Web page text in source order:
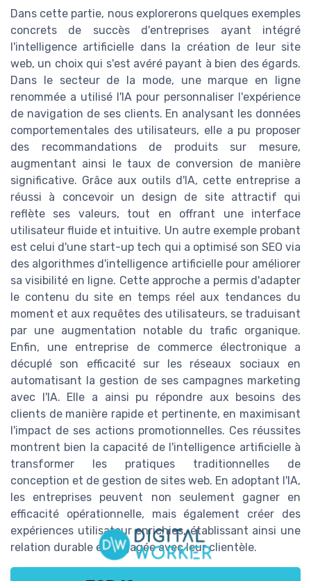
Dans cette partie, nous explorerons quelques exemples
concrets de succès d'entreprises ayant intégré
l'intelligence artificielle dans la création de leur site
web, un choix qui s'est avéré payant à bien des égards.
Dans le secteur de la mode, une marque en ligne
renommée a utilisé l'IA pour personnaliser l'expérience
de navigation de ses clients. En analysant les données
comportementales des utilisateurs, elle a pu proposer
des recommandations de produits sur mesure,
augmentant ainsi le taux de conversion de manière
significative. Grâce aux outils d'IA, cette entreprise a
réussi à concevoir un design de site attractif qui
reflète ses valeurs, tout en offrant une interface
utilisateur fluide et intuitive. Un autre exemple probant
est celui d'une start-up tech qui a optimisé son SEO via
des algorithmes d'intelligence artificielle pour améliorer
sa visibilité en ligne. Cette approche a permis d'adapter
le contenu du site en temps réel aux tendances du
moment et aux requêtes des utilisateurs, se traduisant
par une augmentation notable du trafic organique.
Enfin, une entreprise de commerce électronique a
décuplé son efficacité sur les réseaux sociaux en
automatisant la gestion de ses campagnes marketing
avec l'IA. Elle a ainsi pu répondre aux besoins des
clients de manière rapide et pertinente, en maximisant
l'impact de ses actions promotionnelles. Ces réussites
montrent bien la capacité de l'intelligence artificielle à
transformer les pratiques traditionnelles de
conception et de gestion de sites web. En adoptant l'IA,
les entreprises peuvent non seulement gagner en
efficacité opérationnelle, mais également créer des
expériences utilisateur enrichies, établissant ainsi une
relation durable et engagée avec leur clientèle.